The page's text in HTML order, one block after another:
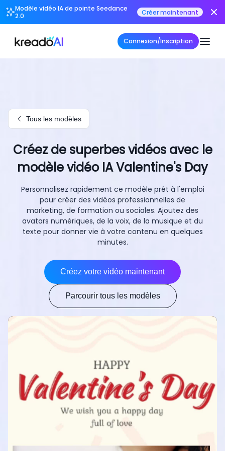
Modèle vidéo IA de pointe Seedance
2.0
Créer maintenant
Connexion/Inscription
Tous les modèles
Créez de superbes vidéos avec le
modèle vidéo IA Valentine's Day
Personnalisez rapidement ce modèle prêt à l'emploi
pour créer des vidéos professionnelles de
marketing, de formation ou sociales. Ajoutez des
avatars numériques, de la voix, de la musique et du
texte pour donner vie à votre contenu en quelques
minutes.
Créez votre vidéo maintenant
Parcourir tous les modèles